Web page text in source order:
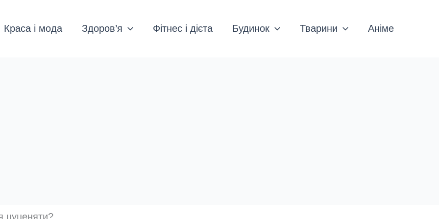
Краса і мода Здоров’я Фітнес і дієта Будинок Тварини Аніме
цуценяти?